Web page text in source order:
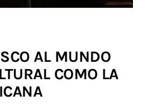
AL MUNDO
COMO LA